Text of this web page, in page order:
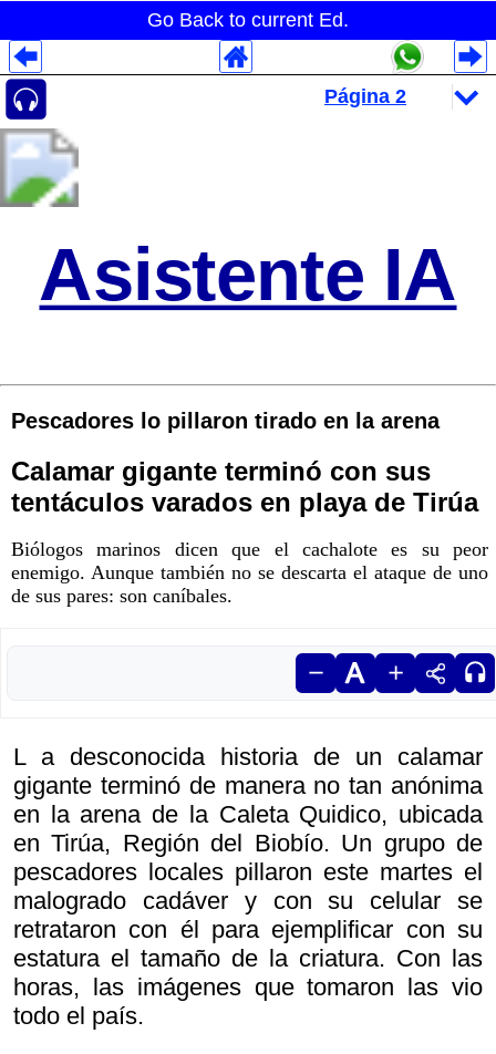
Go Back to current Ed.
Asistente IA
Pescadores lo pillaron tirado en la arena
Calamar gigante terminó con sus
tentáculos varados en playa de Tirúa
Biólogos marinos dicen que el cachalote es su peor
enemigo. Aunque también no se descarta el ataque de uno
de sus pares: son caníbales.
L a desconocida historia de un calamar
gigante terminó de manera no tan anónima
en la arena de la Caleta Quidico, ubicada
en Tirúa, Región del Biobío. Un grupo de
pescadores locales pillaron este martes el
malogrado cadáver y con su celular se
retrataron con él para ejemplificar con su
estatura el tamaño de la criatura. Con las
horas, las imágenes que tomaron las vio
todo el país.
Despliegues Analytics
Despliegues Totales
Despliegues por Rubros